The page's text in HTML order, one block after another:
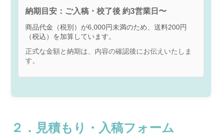
納期目安：ご入稿・校了後 約3営業日〜
商品代金（税別）が6,000円未満のため、送料200円
（税込）を加算しています。
正式な金額と納期は、内容の確認後にお伝えいたしま
す。
２．見積もり・入稿フォーム